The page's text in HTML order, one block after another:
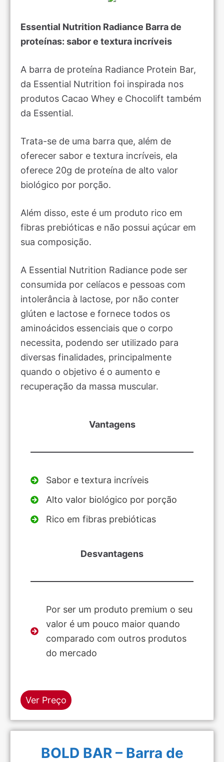
Essential Nutrition Radiance Barra de
proteínas: sabor e textura incríveis
A barra de proteína Radiance Protein Bar,
da Essential Nutrition foi inspirada nos
produtos Cacao Whey e Chocolift também
da Essential.
Trata-se de uma barra que, além de
oferecer sabor e textura incríveis, ela
oferece 20g de proteína de alto valor
biológico por porção.
Além disso, este é um produto rico em
fibras prebióticas e não possui açúcar em
sua composição.
A Essential Nutrition Radiance pode ser
consumida por celíacos e pessoas com
intolerância à lactose, por não conter
glúten e lactose e fornece todos os
aminoácidos essenciais que o corpo
necessita, podendo ser utilizado para
diversas finalidades, principalmente
quando o objetivo é o aumento e
recuperação da massa muscular.
Vantagens
Sabor e textura incríveis
Alto valor biológico por porção
Rico em fibras prebióticas
Desvantagens
Por ser um produto premium o seu
valor é um pouco maior quando
comparado com outros produtos
do mercado
Ver Preço
BOLD BAR – Barra de